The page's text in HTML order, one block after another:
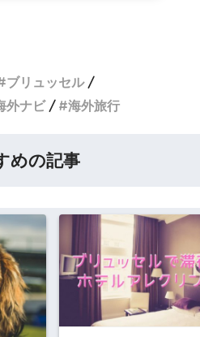
ブリュッセル
外ナビ 海外旅行
めの記事